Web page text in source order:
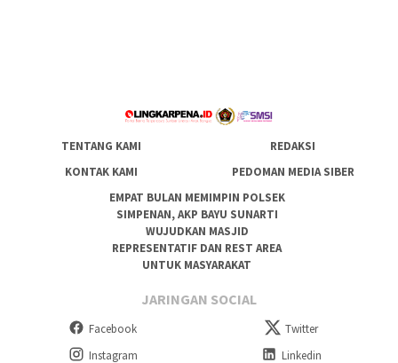
TENTANG KAMI
REDAKSI
KONTAK KAMI
PEDOMAN MEDIA SIBER
EMPAT BULAN MEMIMPIN POLSEK
SIMPENAN, AKP BAYU SUNARTI
WUJUDKAN MASJID
REPRESENTATIF DAN REST AREA
UNTUK MASYARAKAT
JARINGAN SOCIAL
Facebook
Twitter
Instagram
Linkedin